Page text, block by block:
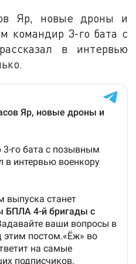
Яр, новые дроны и
командир 3-го бата с
в интервью